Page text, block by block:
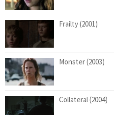
Frailty (2001)
Monster (2003)
Collateral (2004)